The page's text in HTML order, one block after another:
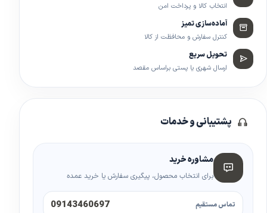
انتخاب کالا و پرداخت امن
آماده‌سازی تمیز
کنترل سفارش و محافظت از کالا
تحویل سریع
ارسال شهری یا پستی براساس مقصد
پشتیبانی و خدمات
مشاوره خرید
برای انتخاب محصول، پیگیری سفارش یا خرید عمده
تماس مستقیم 09143460697